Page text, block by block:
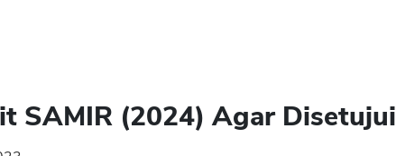
SAMIR (2024) Agar Disetujui